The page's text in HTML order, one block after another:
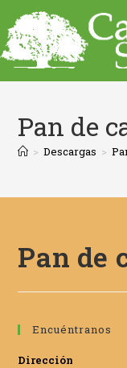
Pan de
> Descargas >
Pan de
Encuéntranos
Dirección